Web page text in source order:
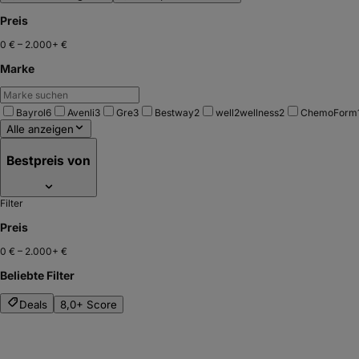
Preis
0 € – 2.000+ €
Marke
Bayrol6 Avenli3 Gre3 Bestway2 well2wellness2 ChemoForm
Alle anzeigen
Bestpreis von
Filter
Preis
0 € – 2.000+ €
Beliebte Filter
Deals 8,0+ Score